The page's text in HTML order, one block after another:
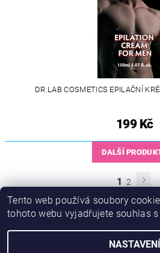
DR.LAB COSMETICS EPILAČNÍ
199 Kč
DALŠÍ
1 2
Tento web používá soubory
tohoto webu vyjadřujete souhlas
NASTAVENÍ